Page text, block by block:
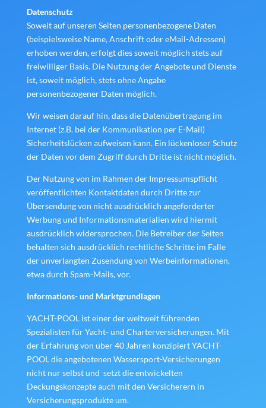
Datenschutz
Soweit auf unseren Seiten personenbezogene Daten
(beispielsweise Name, Anschrift oder eMail-Adressen)
erhoben werden, erfolgt dies soweit möglich stets auf
freiwilliger Basis. Die Nutzung der Angebote und Dienste
ist, soweit möglich, stets ohne Angabe
personenbezogener Daten möglich.
Wir weisen darauf hin, dass die Datenübertragung im
Internet (z.B. bei der Kommunikation per E-Mail)
Sicherheitslücken aufweisen kann. Ein lückenloser Schutz
der Daten vor dem Zugriff durch Dritte ist nicht möglich.
Der Nutzung von im Rahmen der Impressumspflicht
veröffentlichten Kontaktdaten durch Dritte zur
Übersendung von nicht ausdrücklich angeforderter
Werbung und Informationsmaterialien wird hiermit
ausdrücklich widersprochen. Die Betreiber der Seiten
behalten sich ausdrücklich rechtliche Schritte im Falle
der unverlangten Zusendung von Werbeinformationen,
etwa durch Spam-Mails, vor.
Informations- und Marktgrundlagen
YACHT-POOL ist einer der weltweit führenden
Spezialisten für Yacht- und Charterversicherungen. Mit
der Erfahrung von über 40 Jahren konzipiert YACHT-
POOL die angebotenen Wassersport-Versicherungen
nicht nur selbst und setzt die entwickelten
Deckungskonzepte auch mit den Versicherern in
Versicherungsprodukte um.